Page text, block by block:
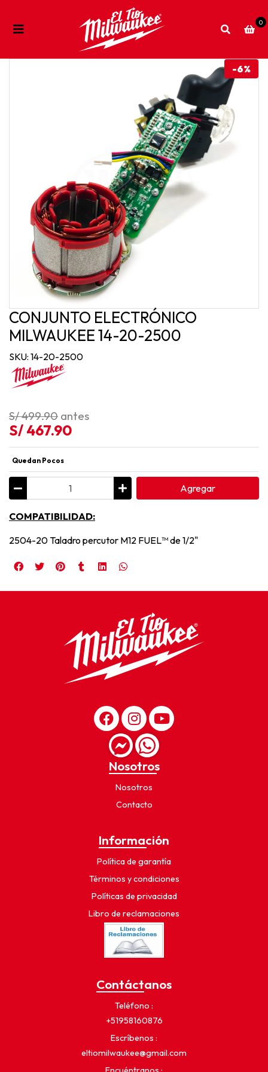
0
-6%
CONJUNTO ELECTRÓNICO
MILWAUKEE 14-20-2500
SKU: 14-20-2500
S/ 499.90 antes
S/ 467.90
Quedan Pocos
Agregar
COMPATIBILIDAD:
2504-20 Taladro percutor M12 FUEL™ de 1/2"
Nosotros
Nosotros
Contacto
Información
Política de garantía
Términos y condiciones
Políticas de privacidad
Libro de reclamaciones
Contáctanos
Teléfono
+51958160876
Escríbenos
eltiomilwaukee@gmail.com